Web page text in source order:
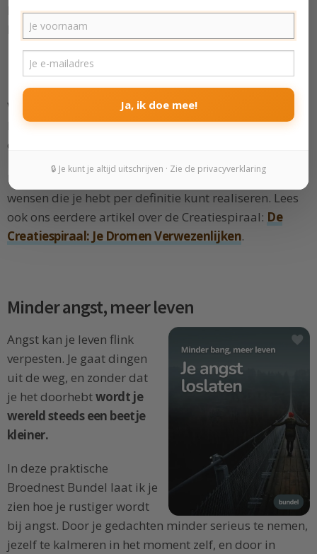
brengen. Zo kun je uiteindelijk fantastische dingen
bereiken waardoor je groeit als mens.
Meer tips om bijzondere dingen te
bereiken?
Wil je leren hoe je de wensen realiseert die je van
binnenuit hebt? Lees dan de Creatiespiraal, en ontdek
de natuurlijke weg van wens naar realisatie.
In dit inspirerende boekje leer je waarom je de
wensen die je hebt per definitie kunt realiseren. Lees
ook ons eerdere artikel over de Creatiespiraal: De
Creatiespiraal: Je Dromen Verwezenlijken.
Minder angst, meer leven
Angst kan je leven flink
verpesten. Je gaat dingen
uit de weg, en zonder dat
je het doorhebtwordt je
wereld steeds een beetje
kleiner.
In deze praktische
Broednest Bundel laat ik je
zien hoe je rustiger wordt
bij angst. Door je gedachten minder serieus te nemen,
jezelf te kalmeren in het moment zelf, en door in
Ja, ik doe mee!
🔒 Je kunt je altijd uitschrijven · Zie de privacyverklaring